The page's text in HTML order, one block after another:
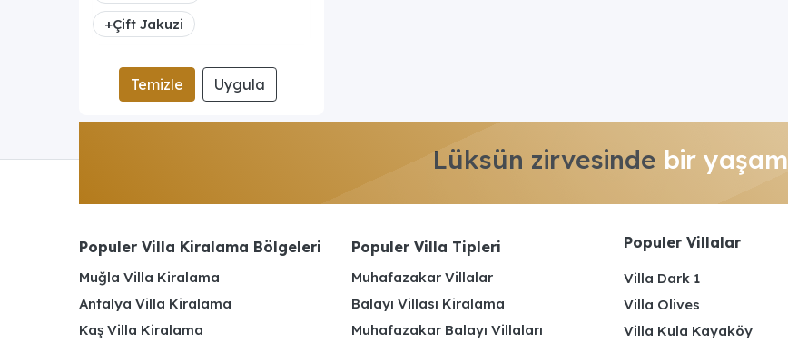
+Çift Jakuzi
Temizle Uygula
Lüksün zirvesinde bir yaşam
Populer Villa Kiralama Bölgeleri
Muğla Villa Kiralama
Antalya Villa Kiralama
Kaş Villa Kiralama
Populer Villa Tipleri
Muhafazakar Villalar
Balayı Villası Kiralama
Muhafazakar Balayı Villaları
Populer Villalar
Villa Dark 1
Villa Olives
Villa Kula Kayaköy